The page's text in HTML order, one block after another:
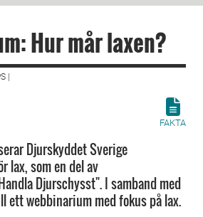
Hur mår laxen?
|
FAKTA
Djurskyddet Sverige
lax, som en del av
Djurschysst". I samband med
ett webbinarium med fokus på lax.